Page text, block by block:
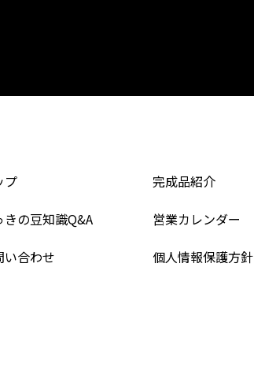
プ 完成品紹介
きの豆知識Q&A
営業カレンダー
い合わせ
個人情報保護方針